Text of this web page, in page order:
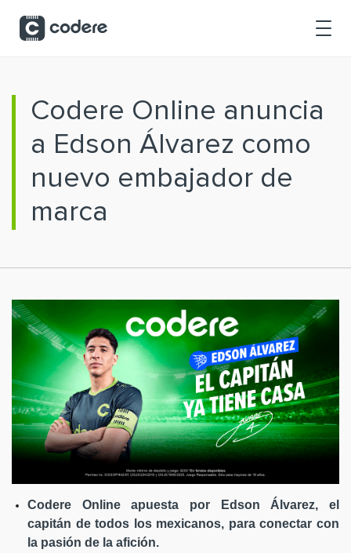
Codere Online anuncia
a Edson Álvarez como
nuevo embajador de
marca
Codere Online apuesta por Edson Álvarez, el
capitán de todos los mexicanos, para conectar con
la pasión de la afición.